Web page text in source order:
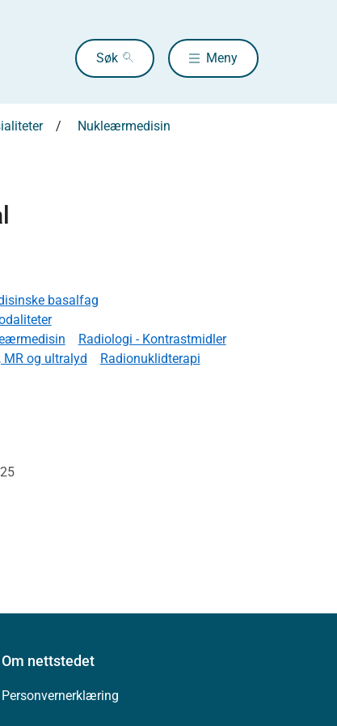
Søk Meny
Nukleærmedisin
basalfag
Radiologi - Kontrastmidler
og ultralyd
Radionuklidterapi
Om nettstedet
Personvernerklæring